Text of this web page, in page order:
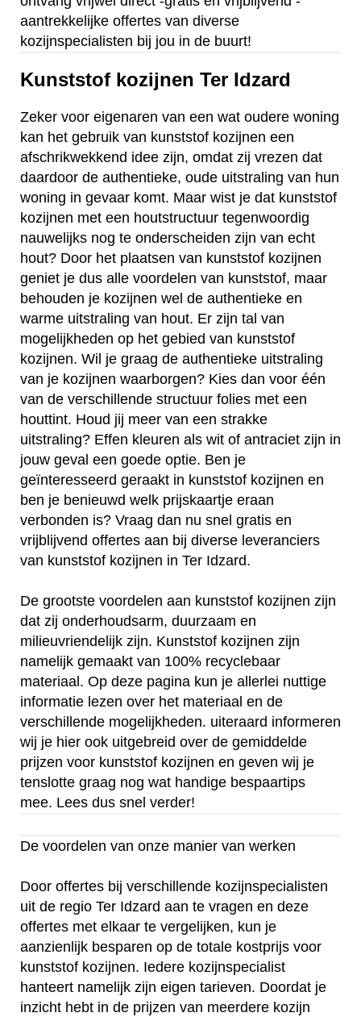
aantrekkelijke offertes van diverse
kozijnspecialisten bij jou in de buurt!
Kunststof kozijnen Ter Idzard
Zeker voor eigenaren van een wat oudere woning
kan het gebruik van kunststof kozijnen een
afschrikwekkend idee zijn, omdat zij vrezen dat
daardoor de authentieke, oude uitstraling van hun
woning in gevaar komt. Maar wist je dat kunststof
kozijnen met een houtstructuur tegenwoordig
nauwelijks nog te onderscheiden zijn van echt
hout? Door het plaatsen van kunststof kozijnen
geniet je dus alle voordelen van kunststof, maar
behouden je kozijnen wel de authentieke en
warme uitstraling van hout. Er zijn tal van
mogelijkheden op het gebied van kunststof
kozijnen. Wil je graag de authentieke uitstraling
van je kozijnen waarborgen? Kies dan voor één
van de verschillende structuur folies met een
houttint. Houd jij meer van een strakke
uitstraling? Effen kleuren als wit of antraciet zijn in
jouw geval een goede optie. Ben je
geïnteresseerd geraakt in kunststof kozijnen en
ben je benieuwd welk prijskaartje eraan
verbonden is? Vraag dan nu snel gratis en
vrijblijvend offertes aan bij diverse leveranciers
van kunststof kozijnen in Ter Idzard.
De grootste voordelen aan kunststof kozijnen zijn
dat zij onderhoudsarm, duurzaam en
milieuvriendelijk zijn. Kunststof kozijnen zijn
namelijk gemaakt van 100% recyclebaar
materiaal. Op deze pagina kun je allerlei nuttige
informatie lezen over het materiaal en de
verschillende mogelijkheden. uiteraard informeren
wij je hier ook uitgebreid over de gemiddelde
prijzen voor kunststof kozijnen en geven wij je
tenslotte graag nog wat handige bespaartips
mee. Lees dus snel verder!
De voordelen van onze manier van werken
Door offertes bij verschillende kozijnspecialisten
uit de regio Ter Idzard aan te vragen en deze
offertes met elkaar te vergelijken, kun je
aanzienlijk besparen op de totale kostprijs voor
kunststof kozijnen. Iedere kozijnspecialist
hanteert namelijk zijn eigen tarieven. Doordat je
inzicht hebt in de prijzen van meerdere kozijn